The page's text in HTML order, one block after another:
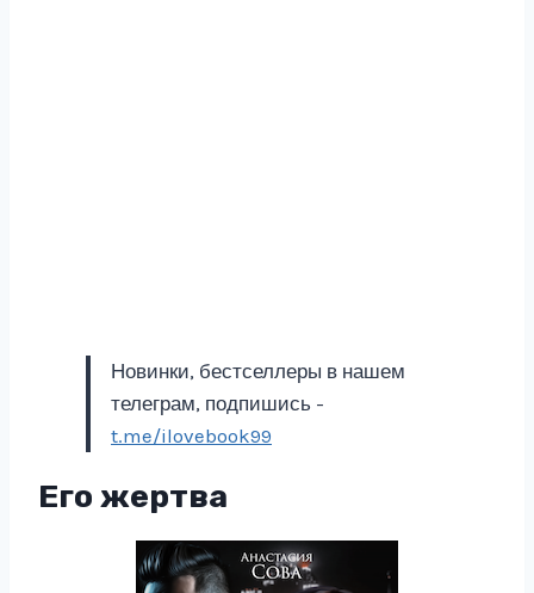
Новинки, бестселлеры в нашем
телеграм, подпишись -
t.me/ilovebook99
Его жертва